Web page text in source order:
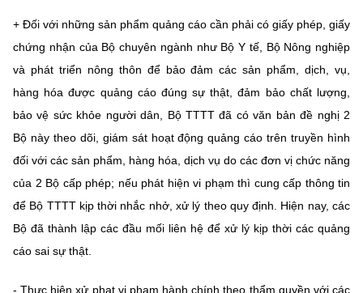
+ Đối với những sản phẩm quảng cáo cần phải có giấy phép, giấy
chứng nhận của Bộ chuyên ngành như Bộ Y tế, Bộ Nông nghiệp
và phát triển nông thôn để bảo đảm các sản phẩm, dịch, vụ,
hàng hóa được quảng cáo đúng sự thật, đảm bảo chất lượng,
bảo vệ sức khỏe người dân, Bộ TTTT đã có văn bản đề nghị 2
Bộ này theo dõi, giám sát hoạt động quảng cáo trên truyền hình
đối với các sản phẩm, hàng hóa, dịch vụ do các đơn vị chức năng
của 2 Bộ cấp phép; nếu phát hiện vi phạm thì cung cấp thông tin
để Bộ TTTT kịp thời nhắc nhở, xử lý theo quy định. Hiện nay, các
Bộ đã thành lập các đầu mối liên hệ để xử lý kịp thời các quảng
cáo sai sự thật.
- Thực hiện xử phạt vi phạm hành chính theo thẩm quyền với các